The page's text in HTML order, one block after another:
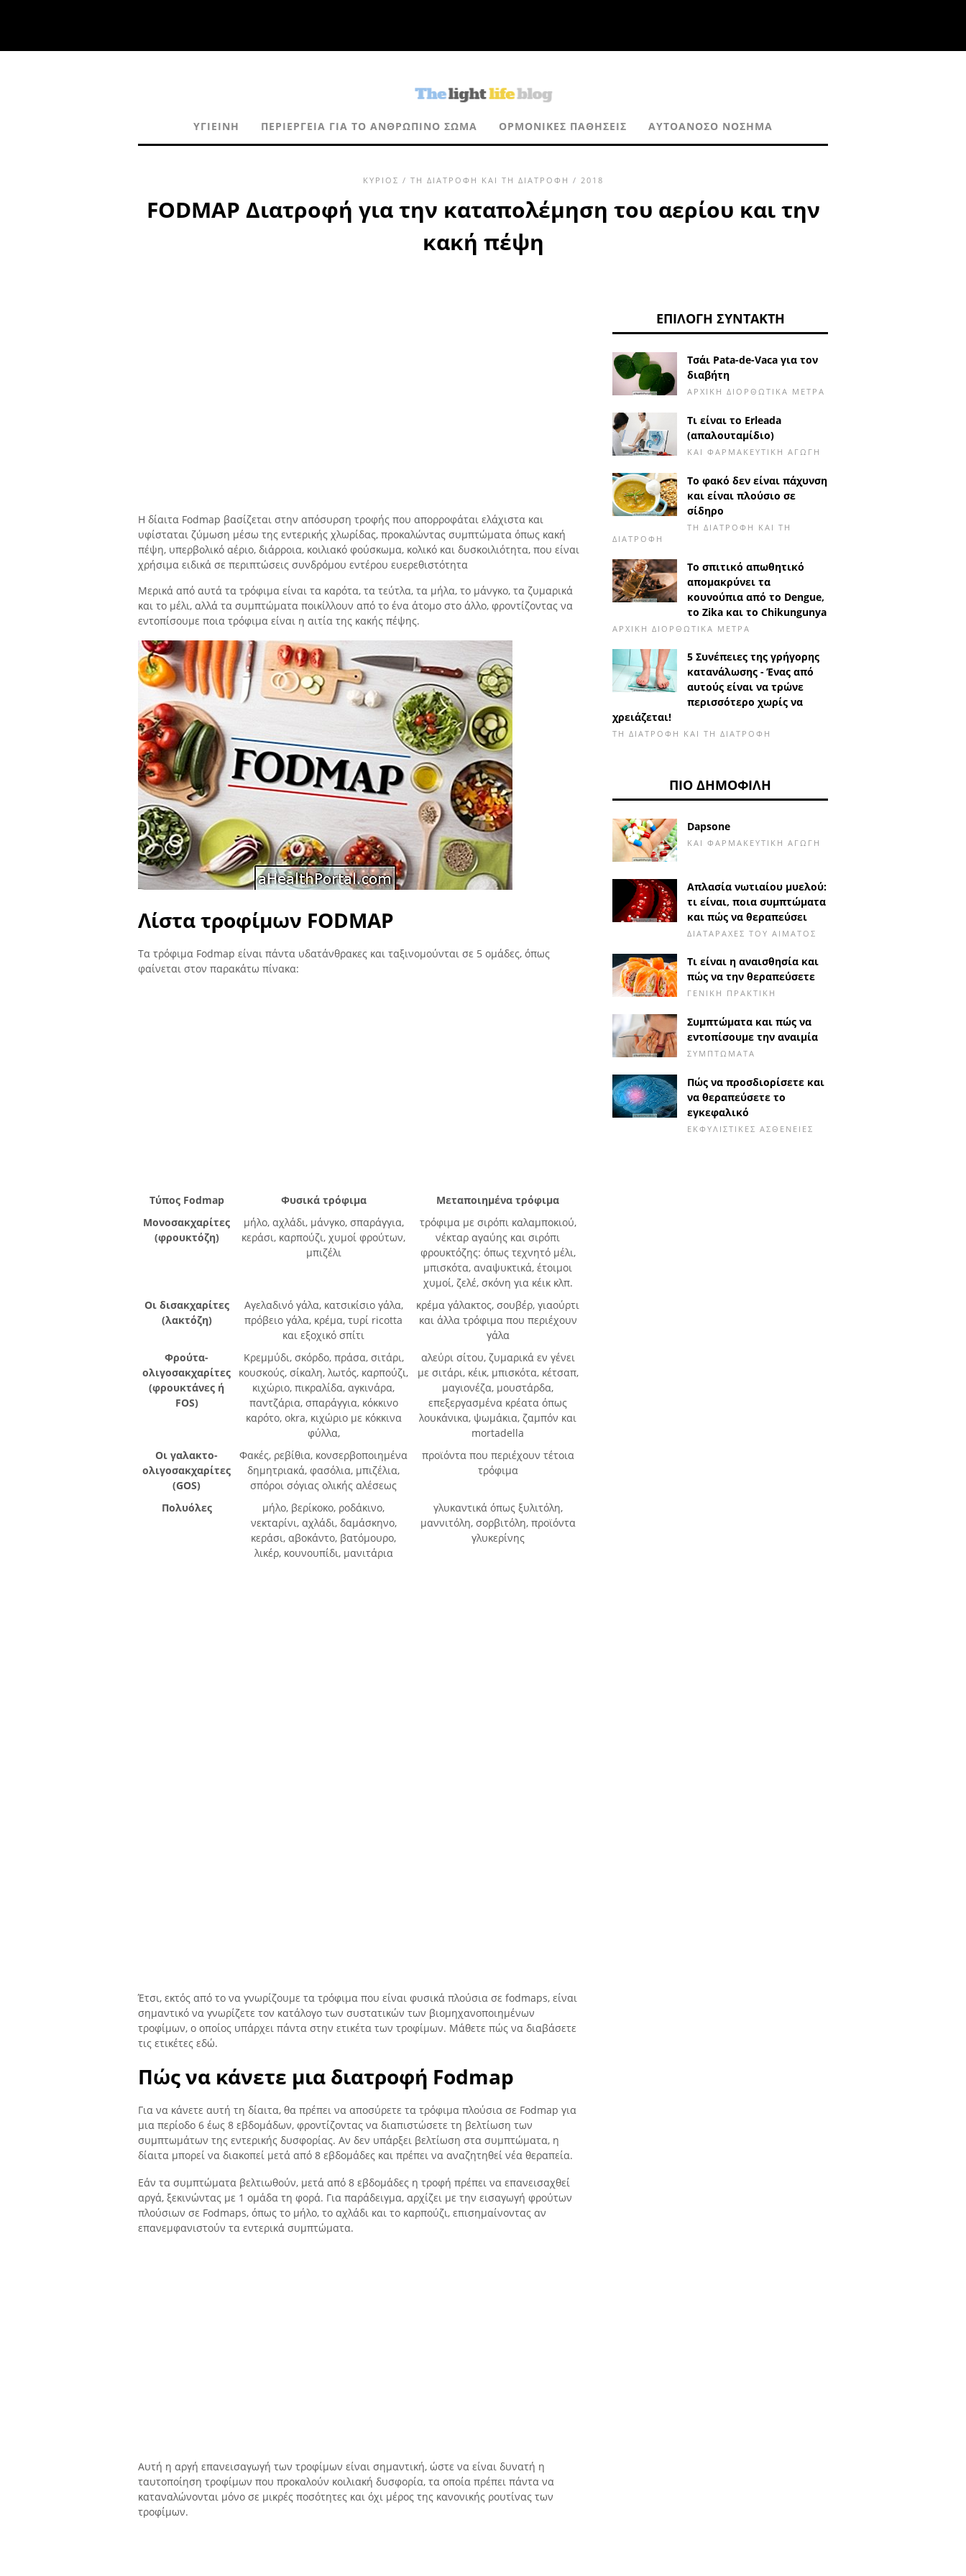
ΥΓΙΕΙΝΉ ΠΕΡΙΈΡΓΕΙΑ ΓΙΑ ΤΟ ΑΝΘΡΏΠΙΝΟ ΣΏΜΑ ΟΡΜΟΝΙΚΈΣ ΠΑΘΉΣΕΙΣ ΑΥΤΟΆΝΟΣΟ ΝΌΣΗΜΑ
ΚΎΡΙΟΣ / ΤΗ ΔΙΑΤΡΟΦΉ ΚΑΙ ΤΗ ΔΙΑΤΡΟΦΉ / 2018
FODMAP Διατροφή για την καταπολέμηση του αερίου και την
κακή πέψη
Η δίαιτα Fodmap βασίζεται στην απόσυρση τροφής που απορροφάται ελάχιστα και
υφίσταται ζύμωση μέσω της εντερικής χλωρίδας, προκαλώντας συμπτώματα όπως κακή
πέψη, υπερβολικό αέριο, διάρροια, κοιλιακό φούσκωμα, κολικό και δυσκοιλιότητα, που είναι
χρήσιμα ειδικά σε περιπτώσεις συνδρόμου εντέρου ευερεθιστότητα
Μερικά από αυτά τα τρόφιμα είναι τα καρότα, τα τεύτλα, τα μήλα, το μάνγκο, τα ζυμαρικά
και το μέλι, αλλά τα συμπτώματα ποικίλλουν από το ένα άτομο στο άλλο, φροντίζοντας να
εντοπίσουμε ποια τρόφιμα είναι η αιτία της κακής πέψης.
Λίστα τροφίμων FODMAP
Τα τρόφιμα Fodmap είναι πάντα υδατάνθρακες και ταξινομούνται σε 5 ομάδες, όπως
φαίνεται στον παρακάτω πίνακα:
Τύπος Fodmap Φυσικά τρόφιμα
Μεταποιημένα τρόφιμα
Μονοσακχαρίτες
(φρουκτόζη)
μήλο, αχλάδι, μάνγκο, σπαράγγια,
κεράσι, καρπούζι, χυμοί φρούτων,
μπιζέλι
τρόφιμα με σιρόπι καλαμποκιού,
νέκταρ αγαύης και σιρόπι
φρουκτόζης: όπως τεχνητό μέλι,
μπισκότα, αναψυκτικά, έτοιμοι
χυμοί, ζελέ, σκόνη για κέικ κλπ.
Οι δισακχαρίτες
(λακτόζη)
Αγελαδινό γάλα, κατσικίσιο γάλα,
πρόβειο γάλα, κρέμα, τυρί ricotta
και εξοχικό σπίτι
κρέμα γάλακτος, σουβέρ, γιαούρτι
και άλλα τρόφιμα που περιέχουν
γάλα
Φρούτα-
ολιγοσακχαρίτες
(φρουκτάνες ή
FOS)
Κρεμμύδι, σκόρδο, πράσα, σιτάρι,
κουσκούς, σίκαλη, λωτός, καρπούζι,
κιχώριο, πικραλίδα, αγκινάρα,
παντζάρια, σπαράγγια, κόκκινο
καρότο, okra, κιχώριο με κόκκινα
φύλλα,
αλεύρι σίτου, ζυμαρικά εν γένει
με σιτάρι, κέικ, μπισκότα, κέτσαπ,
μαγιονέζα, μουστάρδα,
επεξεργασμένα κρέατα όπως
λουκάνικα, ψωμάκια, ζαμπόν και
mortadella
Οι γαλακτο-
ολιγοσακχαρίτες
(GOS)
Φακές, ρεβίθια, κονσερβοποιημένα
δημητριακά, φασόλια, μπιζέλια,
σπόροι σόγιας ολικής αλέσεως
προϊόντα που περιέχουν τέτοια
τρόφιμα
Πολυόλες
μήλο, βερίκοκο, ροδάκινο,
νεκταρίνι, αχλάδι, δαμάσκηνο,
κεράσι, αβοκάντο, βατόμουρο,
λικέρ, κουνουπίδι, μανιτάρια
γλυκαντικά όπως ξυλιτόλη,
μαννιτόλη, σορβιτόλη, προϊόντα
γλυκερίνης
Έτσι, εκτός από το να γνωρίζουμε τα τρόφιμα που είναι φυσικά πλούσια σε fodmaps, είναι
σημαντικό να γνωρίζετε τον κατάλογο των συστατικών των βιομηχανοποιημένων
τροφίμων, ο οποίος υπάρχει πάντα στην ετικέτα των τροφίμων. Μάθετε πώς να διαβάσετε
τις ετικέτες εδώ.
Πώς να κάνετε μια διατροφή Fodmap
Για να κάνετε αυτή τη δίαιτα, θα πρέπει να αποσύρετε τα τρόφιμα πλούσια σε Fodmap για
μια περίοδο 6 έως 8 εβδομάδων, φροντίζοντας να διαπιστώσετε τη βελτίωση των
συμπτωμάτων της εντερικής δυσφορίας. Αν δεν υπάρξει βελτίωση στα συμπτώματα, η
δίαιτα μπορεί να διακοπεί μετά από 8 εβδομάδες και πρέπει να αναζητηθεί νέα θεραπεία.
Εάν τα συμπτώματα βελτιωθούν, μετά από 8 εβδομάδες η τροφή πρέπει να επανεισαχθεί
αργά, ξεκινώντας με 1 ομάδα τη φορά. Για παράδειγμα, αρχίζει με την εισαγωγή φρούτων
πλούσιων σε Fodmaps, όπως το μήλο, το αχλάδι και το καρπούζι, επισημαίνοντας αν
επανεμφανιστούν τα εντερικά συμπτώματα.
Αυτή η αργή επανεισαγωγή των τροφίμων είναι σημαντική, ώστε να είναι δυνατή η
ταυτοποίηση τροφίμων που προκαλούν κοιλιακή δυσφορία, τα οποία πρέπει πάντα να
καταναλώνονται μόνο σε μικρές ποσότητες και όχι μέρος της κανονικής ρουτίνας των
τροφίμων.
ΕΠΙΛΟΓΉ ΣΥΝΤΆΚΤΗ
Τσάι Pata-de-Vaca για τον
διαβήτη
ΑΡΧΙΚΉ ΔΙΟΡΘΩΤΙΚΆ ΜΈΤΡΑ
Τι είναι το Erleada
(απαλουταμίδιο)
ΚΑΙ ΦΑΡΜΑΚΕΥΤΙΚΉ ΑΓΩΓΉ
Το φακό δεν είναι πάχυνση
και είναι πλούσιο σε
σίδηρο
ΤΗ ΔΙΑΤΡΟΦΉ ΚΑΙ ΤΗ
ΔΙΑΤΡΟΦΉ
Το σπιτικό απωθητικό
απομακρύνει τα
κουνούπια από το Dengue,
το Zika και το Chikungunya
ΑΡΧΙΚΉ ΔΙΟΡΘΩΤΙΚΆ ΜΈΤΡΑ
5 Συνέπειες της γρήγορης
κατανάλωσης - Ένας από
αυτούς είναι να τρώνε
περισσότερο χωρίς να
χρειάζεται!
ΤΗ ΔΙΑΤΡΟΦΉ ΚΑΙ ΤΗ ΔΙΑΤΡΟΦΉ
ΠΙΟ ΔΗΜΟΦΙΛΉ
Dapsone
ΚΑΙ ΦΑΡΜΑΚΕΥΤΙΚΉ ΑΓΩΓΉ
Απλασία νωτιαίου μυελού:
τι είναι, ποια συμπτώματα
και πώς να θεραπεύσει
ΔΙΑΤΑΡΑΧΈΣ ΤΟΥ ΑΊΜΑΤΟΣ
Τι είναι η αναισθησία και
πώς να την θεραπεύσετε
ΓΕΝΙΚΉ ΠΡΑΚΤΙΚΉ
Συμπτώματα και πώς να
εντοπίσουμε την αναιμία
ΣΥΜΠΤΏΜΑΤΑ
Πώς να προσδιορίσετε και
να θεραπεύσετε το
εγκεφαλικό
ΕΚΦΥΛΙΣΤΙΚΈΣ ΑΣΘΈΝΕΙΕΣ